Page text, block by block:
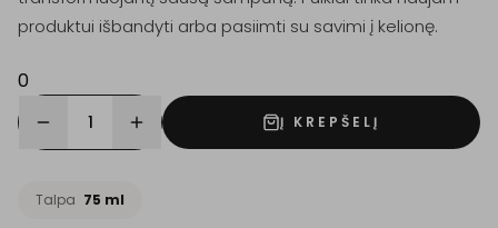
produktui išbandyti arba pasiimti su savimi į kelionę.
0
1 Į KREPŠELĮ
Talpa 75 ml